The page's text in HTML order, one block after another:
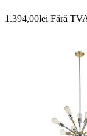
1.394,00lei Fără